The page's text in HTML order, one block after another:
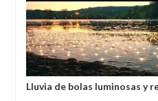
Lluvia de bolas luminosas y